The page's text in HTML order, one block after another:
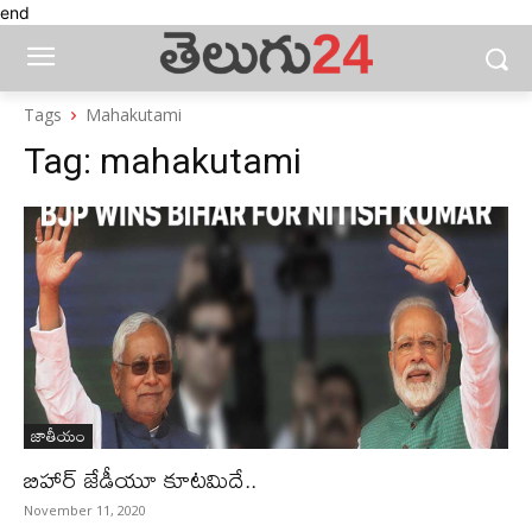
end
Tags Mahakutami
Tag: mahakutami
జాతీయం
బిహార్‌ జేడీయూ కూటమిదే..
November 11, 2020